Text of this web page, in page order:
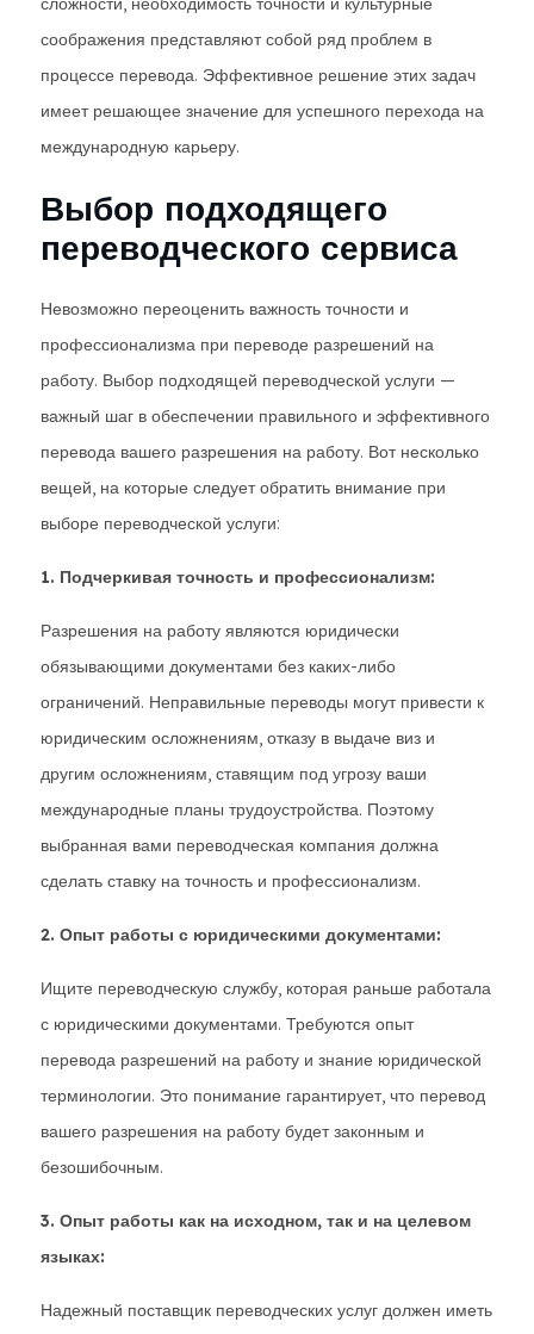
соображения представляют собой ряд проблем в
процессе перевода. Эффективное решение этих задач
имеет решающее значение для успешного перехода на
международную карьеру.
Выбор подходящего
переводческого сервиса
Невозможно переоценить важность точности и
профессионализма при переводе разрешений на
работу. Выбор подходящей переводческой услуги —
важный шаг в обеспечении правильного и эффективного
перевода вашего разрешения на работу. Вот несколько
вещей, на которые следует обратить внимание при
выборе переводческой услуги:
1. Подчеркивая точность и профессионализм:
Разрешения на работу являются юридически
обязывающими документами без каких-либо
ограничений. Неправильные переводы могут привести к
юридическим осложнениям, отказу в выдаче виз и
другим осложнениям, ставящим под угрозу ваши
международные планы трудоустройства. Поэтому
выбранная вами переводческая компания должна
сделать ставку на точность и профессионализм.
2. Опыт работы с юридическими документами:
Ищите переводческую службу, которая раньше работала
с юридическими документами. Требуются опыт
перевода разрешений на работу и знание юридической
терминологии. Это понимание гарантирует, что перевод
вашего разрешения на работу будет законным и
безошибочным.
3. Опыт работы как на исходном, так и на целевом
языках:
Надежный поставщик переводческих услуг должен иметь